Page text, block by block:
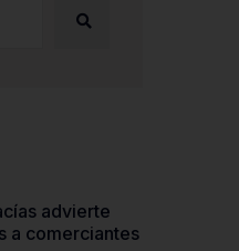
advierte
a comerciantes